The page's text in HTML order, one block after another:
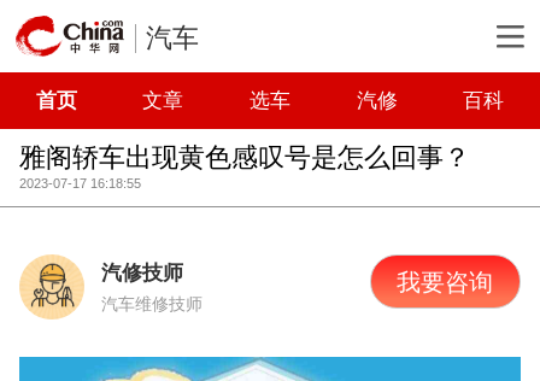
汽车
首页 文章 选车 汽修 百科
雅阁轿车出现黄色感叹号是怎么回事？
2023-07-17 16:18:55
汽修技师
汽车维修技师
我要咨询